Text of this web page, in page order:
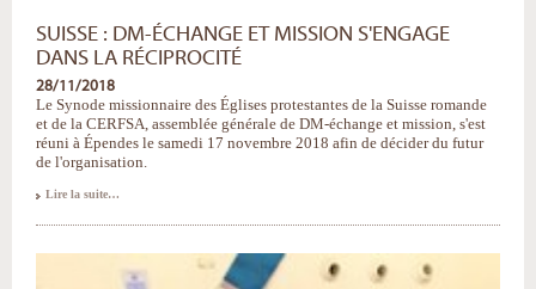
SUISSE : DM-ÉCHANGE ET MISSION S'ENGAGE
DANS LA RÉCIPROCITÉ
28/11/2018
Le Synode missionnaire des Églises protestantes de la Suisse romande
et de la CERFSA, assemblée générale de DM-échange et mission, s'est
réuni à Épendes le samedi 17 novembre 2018 afin de décider du futur
de l'organisation.
Suisse
Lire la suite…